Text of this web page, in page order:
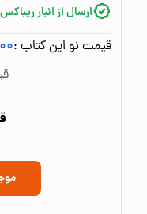
ارسال از انبار ریباکس
قیمت نو این کتاب :